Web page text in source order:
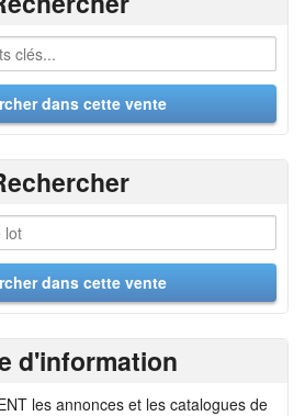
d'information
les annonces et les catalogues de